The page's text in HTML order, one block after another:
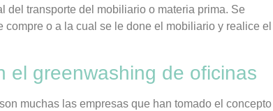
del transporte del mobiliario o materia prima. Se
o a la cual se le done el mobiliario y realice el
el greenwashing de oficinas
muchas las empresas que han tomado el concepto